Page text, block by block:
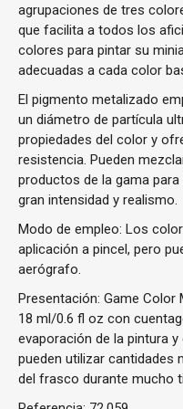
agrupaciones de tres
que facilita a todos los
colores para pintar su
adecuadas a cada color
El pigmento metalizado
un diámetro de partícula
propiedades del color y
resistencia. Pueden
productos de la gama
gran intensidad y realismo.
Modo de empleo: Los
aplicación a pincel, pero
aerógrafo.
Presentación: Game Color
18 ml/0.6 fl oz con
evaporación de la pintura
pueden utilizar cantidades
del frasco durante mucho